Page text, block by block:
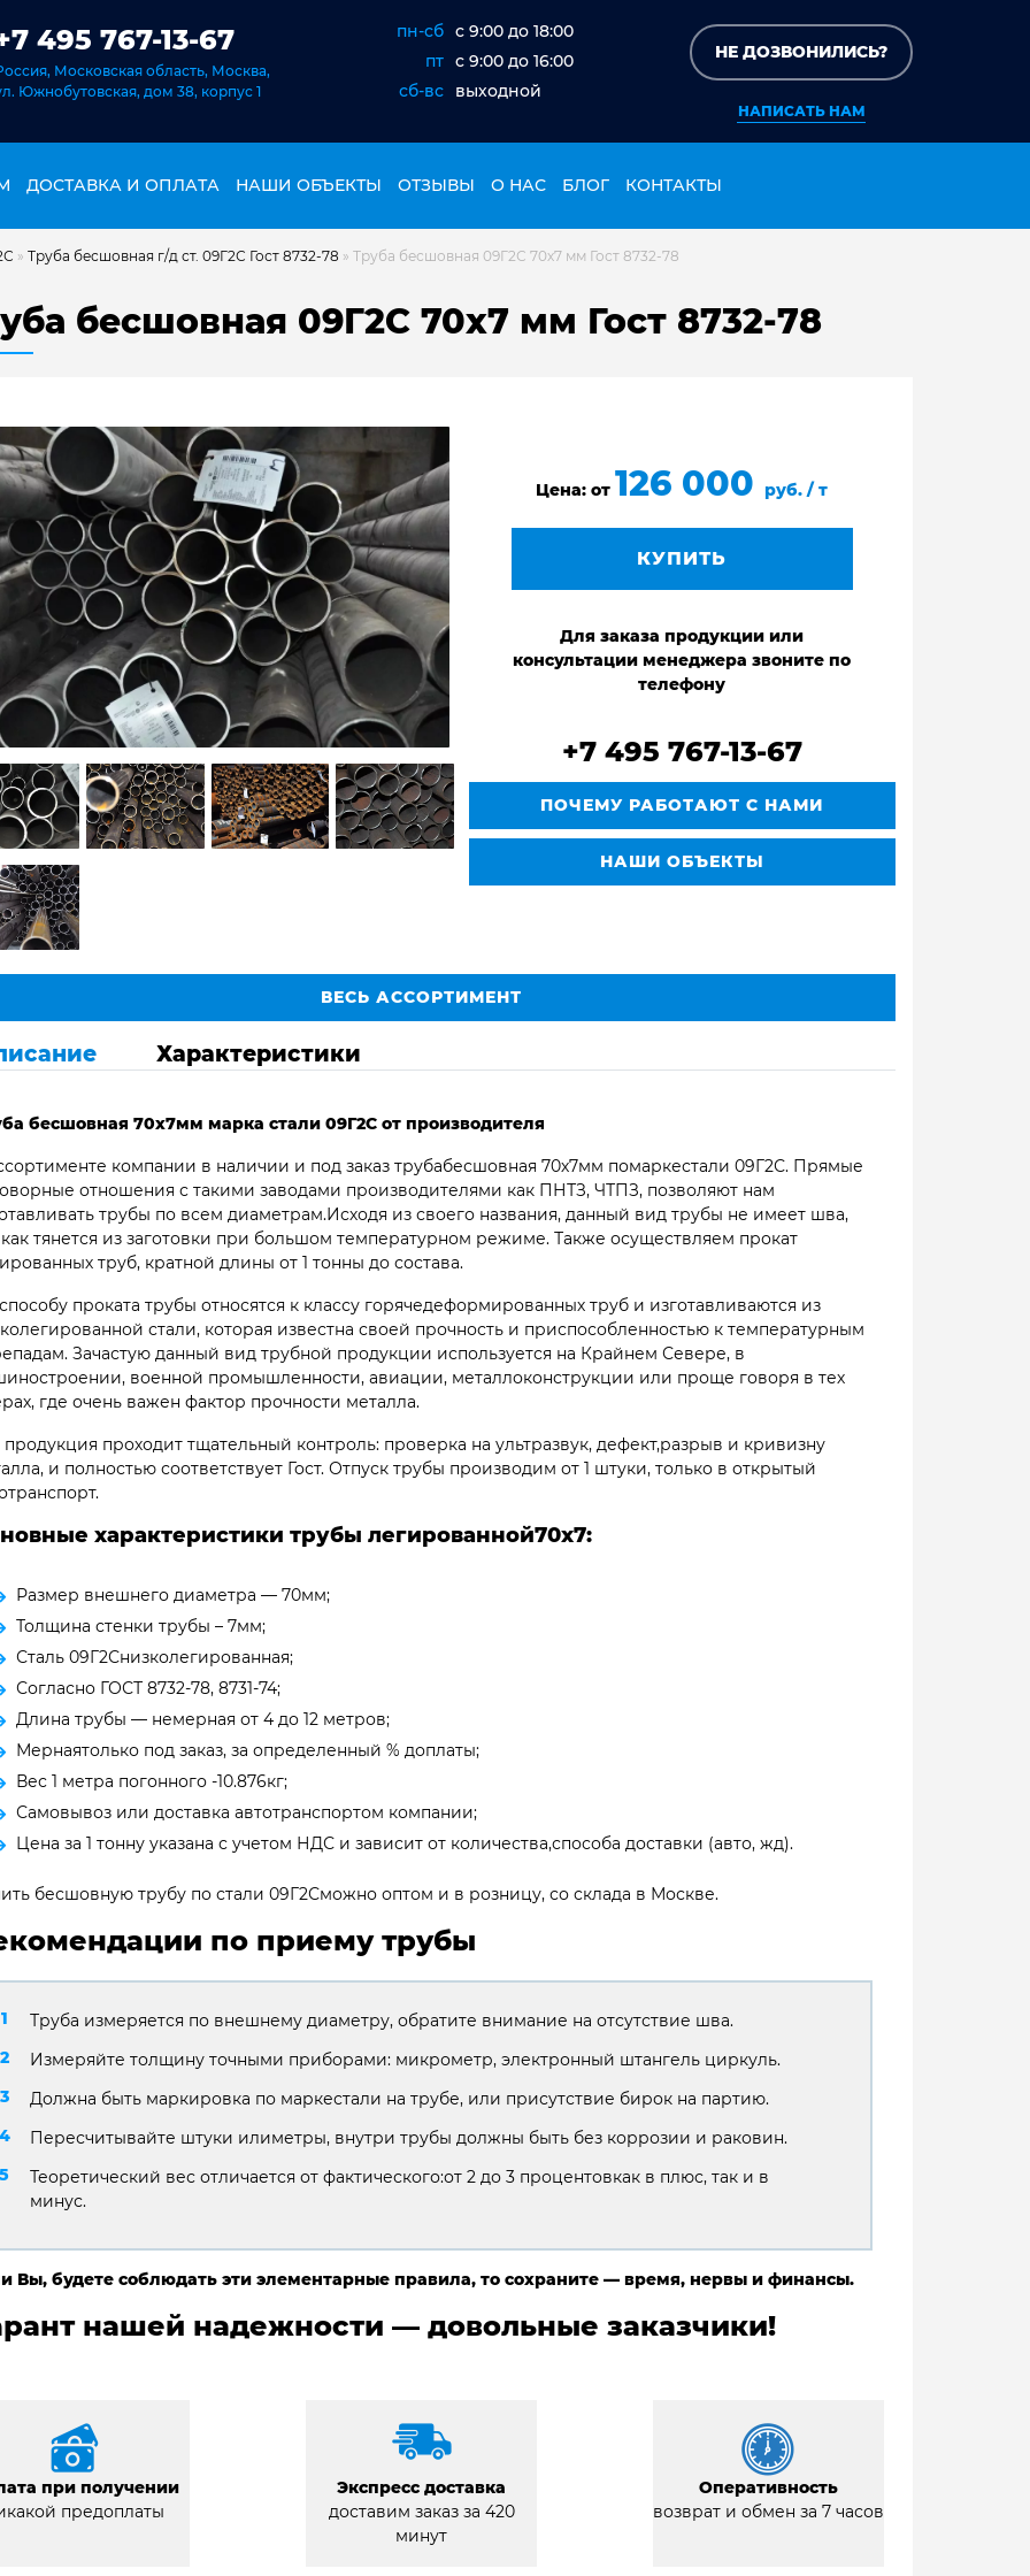
495 767-13-67
Московская область, Москва,
Южнобутовская, дом 38, корпус 1
пн-сб c 9:00 до 18:00
пт c 9:00 до 16:00
сб-вс
выходной
НЕ ДОЗВОНИЛИСЬ?
НАПИСАТЬ НАМ
ДОСТАВКА И ОПЛАТА НАШИ ОБЪЕКТЫ ОТЗЫВЫ О НАС БЛОГ КОНТАКТЫ
» Труба бесшовная г/д ст. 09Г2С Гост 8732-78 » Труба бесшовная 09Г2С 70х7 мм Гост 8732-78
бесшовная 09Г2С 70х7 мм Гост 8732-78
Цена: от 126 000руб. / т
КУПИТЬ
Для заказа продукции или
консультации менеджера звоните по
телефону
+7 495 767-13-67
ПОЧЕМУ РАБОТАЮТ С НАМИ
НАШИ ОБЪЕКТЫ
ВЕСЬ АССОРТИМЕНТ
Характеристики
бесшовная 70х7мм марка стали 09Г2С от производителя
компании в наличии и под заказ трубабесшовная 70х7мм помаркестали 09Г2С. Прямые
отношения с такими заводами производителями как ПНТЗ, ЧТПЗ, позволяют нам
трубы по всем диаметрам.Исходя из своего названия, данный вид трубы не имеет шва,
как тянется из заготовки при большом температурном режиме. Также осуществляем прокат
труб, кратной длины от 1 тонны до состава.
проката трубы относятся к классу горячедеформированных труб и изготавливаются из
стали, которая известна своей прочность и приспособленностью к температурным
Зачастую данный вид трубной продукции используется на Крайнем Севере, в
военной промышленности, авиации, металлоконструкции или проще говоря в тех
где очень важен фактор прочности металла.
продукция проходит тщательный контроль: проверка на ультразвук, дефект,разрыв и кривизну
и полностью соответствует Гост. Отпуск трубы производим от 1 штуки, только в открытый
характеристики трубы легированной70х7:
Размер внешнего диаметра — 70мм;
Толщина стенки трубы – 7мм;
Сталь 09Г2Снизколегированная;
Согласно ГОСТ 8732-78, 8731-74;
Длина трубы — немерная от 4 до 12 метров;
Мернаятолько под заказ, за определенный % доплаты;
Вес 1 метра погонного -10.876кг;
Самовывоз или доставка автотранспортом компании;
Цена за 1 тонну указана с учетом НДС и зависит от количества,способа доставки (авто, жд).
бесшовную трубу по стали 09Г2Сможно оптом и в розницу, со склада в Москве.
по приему трубы
Труба измеряется по внешнему диаметру, обратите внимание на отсутствие шва.
Измеряйте толщину точными приборами: микрометр, электронный штангель циркуль.
Должна быть маркировка по маркестали на трубе, или присутствие бирок на партию.
Пересчитывайте штуки илиметры, внутри трубы должны быть без коррозии и раковин.
Теоретический вес отличается от фактического:от 2 до 3 процентовкак в плюс, так и в
минус.
Вы, будете соблюдать эти элементарные правила, то сохраните — время, нервы и финансы.
нашей надежности — довольные заказчики!
при получении
предоплаты
Экспресс доставка
доставим заказ за 420
минут
Оперативность
возврат и обмен за 7 часов